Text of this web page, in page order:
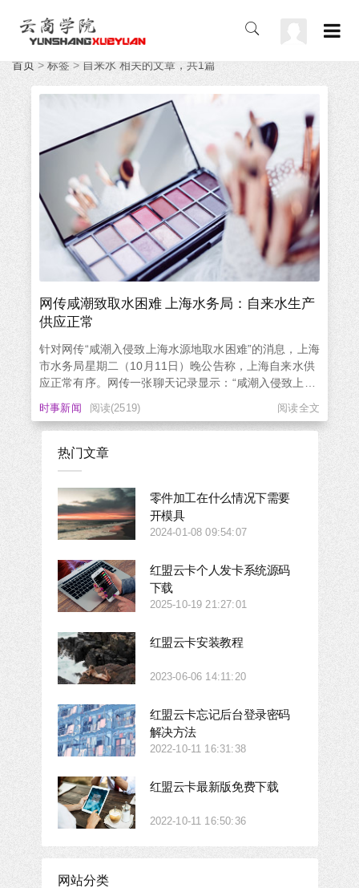
首页 > 标签 > 自来水 相关的文章，共1篇
网传咸潮致取水困难 上海水务局：自来水生产
供应正常
针对网传“咸潮入侵致上海水源地取水困难”的消息，上海
市水务局星期二（10月11日）晚公告称，上海自来水供
应正常有序。网传一张聊天记录显示：“咸潮入侵致上海
囤水”的话题星期二晚一度出现在微博热搜。上海市水务
局当晚通过“上海水务海洋”微信公众号公告说，“上...
时事新闻 阅读(2519) 阅读全文
热门文章
零件加工在什么情况下需要
开模具
2024-01-08 09:54:07
红盟云卡个人发卡系统源码
下载
2025-10-19 21:27:01
红盟云卡安装教程
2023-06-06 14:11:20
红盟云卡忘记后台登录密码
解决方法
2022-10-11 16:31:38
红盟云卡最新版免费下载
2022-10-11 16:50:36
网站分类